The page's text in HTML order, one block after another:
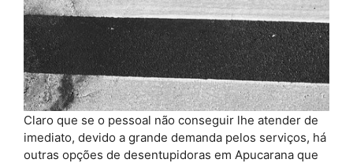
Claro que se o pessoal não conseguir lhe atender de
imediato, devido a grande demanda pelos serviços, há
outras opções de desentupidoras em Apucarana que